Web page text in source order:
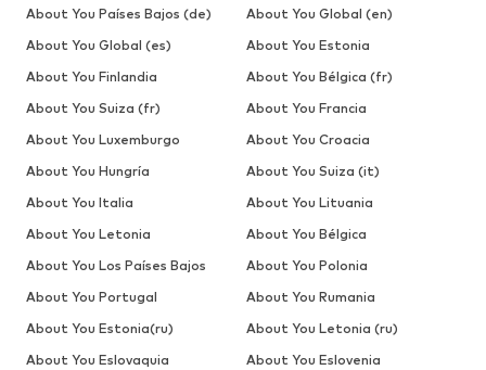
About You Países Bajos (de)
About You Global (en)
About You Global (es)
About You Estonia
About You Finlandia
About You Bélgica (fr)
About You Suiza (fr)
About You Francia
About You Luxemburgo
About You Croacia
About You Hungría
About You Suiza (it)
About You Italia
About You Lituania
About You Letonia
About You Bélgica
About You Los Países Bajos
About You Polonia
About You Portugal
About You Rumania
About You Estonia(ru)
About You Letonia (ru)
About You Eslovaquia
About You Eslovenia